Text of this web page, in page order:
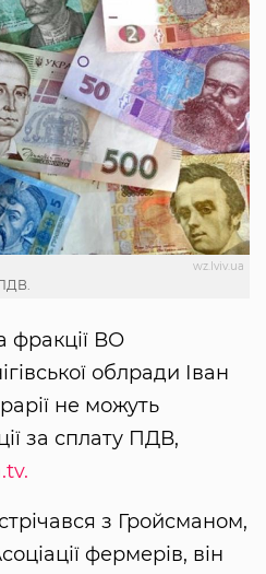
wz.lviv.ua
фракції ВО
облради Іван
не можуть
за сплату ПДВ,
з Гройсманом,
фермерів, він